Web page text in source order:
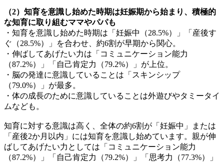
（2）知育を意識し始めた時期は妊娠期から始まり、積極的
な知育に取り組むママやパパも
・知育を意識し始めた時期は「妊娠中（28.5%）」「産後す
ぐ（28.5%）」を合わせ、約6割が早期から関心。
・伸ばしてあげたい力は「コミュニケーション能力
（87.2%）」「自己肯定力（79.2%）」が上位。
・脳の発達に意識していることは「スキンシップ
（79.0%）」が最多。
・体の成長のために意識していることは外遊びやタミータイ
ムなども。
知育に対する意識は高く、全体の約6割が「妊娠中」または
「産後2か月以内」には知育を意識し始めています。親が伸
ばしてあげたい力としては「コミュニケーション能力
（87.2%）」「自己肯定力（79.2%）」「思考力（77.3%）」